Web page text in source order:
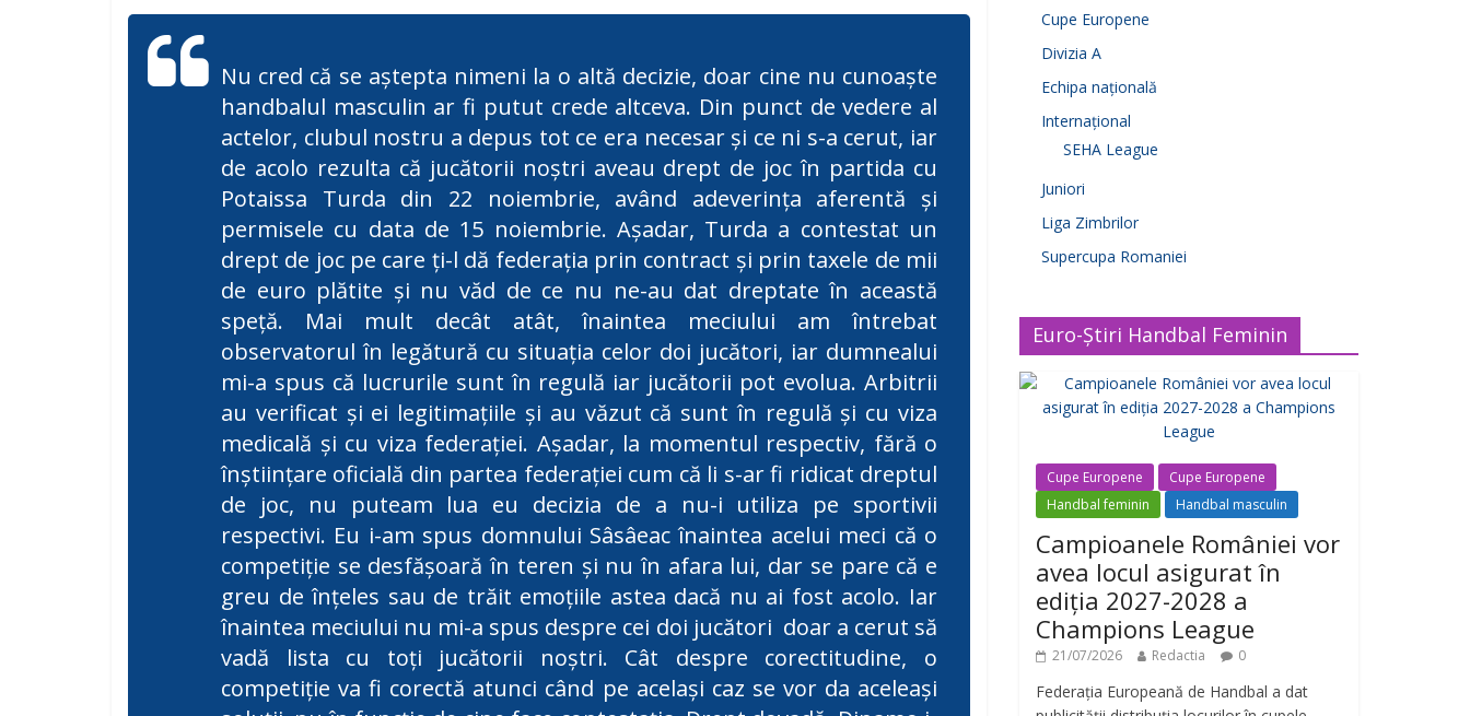
Nu cred că se aștepta nimeni la o altă decizie, doar cine nu cunoaște
handbalul masculin ar fi putut crede altceva. Din punct de vedere al
actelor, clubul nostru a depus tot ce era necesar și ce ni s-a cerut, iar
de acolo rezulta că jucătorii noștri aveau drept de joc în partida cu
Potaissa Turda din 22 noiembrie, având adeverința aferentă și
permisele cu data de 15 noiembrie. Așadar, Turda a contestat un
drept de joc pe care ți-l dă federația prin contract și prin taxele de mii
de euro plătite și nu văd de ce nu ne-au dat dreptate în această
speță. Mai mult decât atât, înaintea meciului am întrebat
observatorul în legătură cu situația celor doi jucători, iar dumnealui
mi-a spus că lucrurile sunt în regulă iar jucătorii pot evolua. Arbitrii
au verificat și ei legitimațiile și au văzut că sunt în regulă și cu viza
medicală și cu viza federației. Așadar, la momentul respectiv, fără o
înștiințare oficială din partea federației cum că li s-ar fi ridicat dreptul
de joc, nu puteam lua eu decizia de a nu-i utiliza pe sportivii
respectivi. Eu i-am spus domnului Sâsâeac înaintea acelui meci că o
competiție se desfășoară în teren și nu în afara lui, dar se pare că e
greu de înțeles sau de trăit emoțiile astea dacă nu ai fost acolo. Iar
înaintea meciului nu mi-a spus despre cei doi jucători doar a cerut să
vadă lista cu toți jucătorii noștri. Cât despre corectitudine, o
competiție va fi corectă atunci când pe același caz se vor da aceleași
Cupe Europene
Divizia A
Echipa națională
Internațional
SEHA League
Juniori
Liga Zimbrilor
Supercupa Romaniei
Euro-Știri Handbal Feminin
Cupe Europene
Cupe Europene
Handbal feminin
Handbal masculin
Campioanele României vor
avea locul asigurat în
ediția 2027-2028 a
Champions League
21/07/2026 Redactia 0
Federația Europeană de Handbal a dat